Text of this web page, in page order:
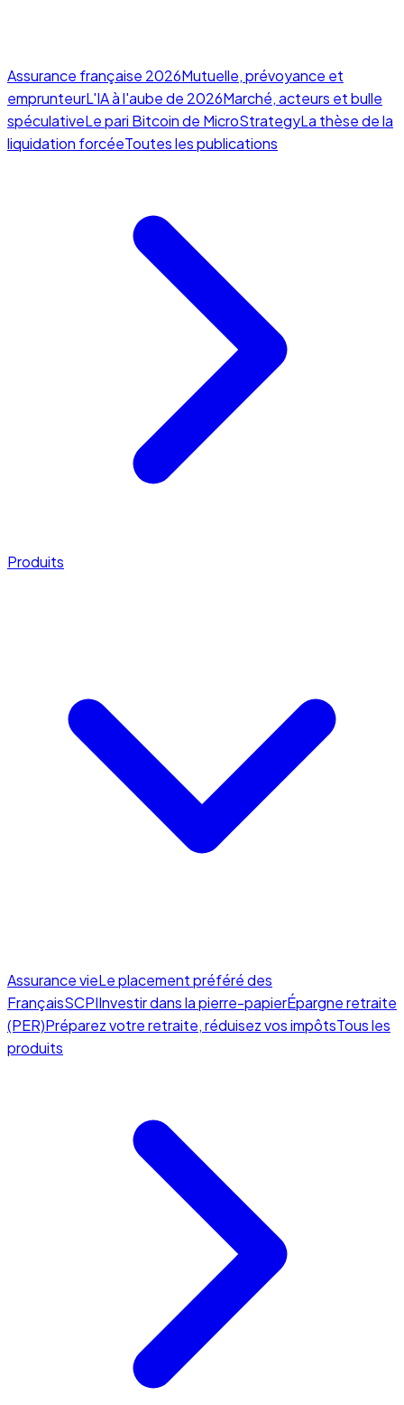
Assurance française 2026Mutuelle, prévoyance et
emprunteurL'IA à l'aube de 2026Marché, acteurs et bulle
spéculativeLe pari Bitcoin de MicroStrategyLa thèse de la
liquidation forcéeToutes les publications
Produits
Assurance vieLe placement préféré des
FrançaisSCPIInvestir dans la pierre-papierÉpargne retraite
(PER)Préparez votre retraite, réduisez vos impôtsTous les
produits